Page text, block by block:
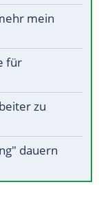
mein
für
zu
dauern